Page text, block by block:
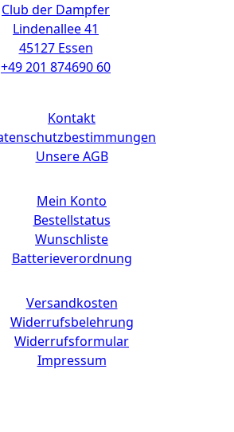
Club der Dampfer
Lindenallee 41
45127 Essen
+49 201 874690 60
Kontakt
Unsere AGB
Mein Konto
Bestellstatus
Wunschliste
Batterieverordnung
Versandkosten
Widerrufsbelehrung
Widerrufsformular
Impressum
© 2025 CdD GmbH